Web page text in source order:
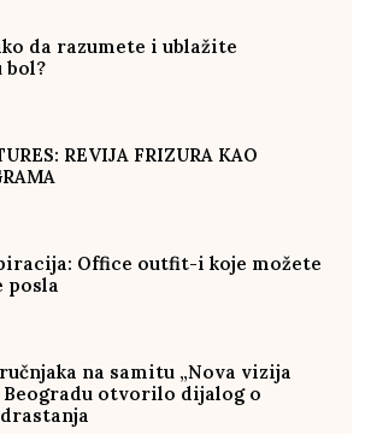
da razumete i ublažite
bol?
REVIJA FRIZURA KAO
Office outfit-i koje možete
posla
na samitu „Nova vizija
Beogradu otvorilo dijalog o